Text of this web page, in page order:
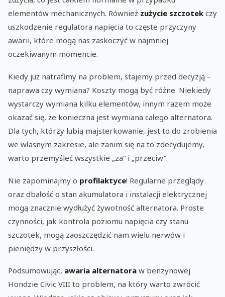
elementów mechanicznych. Również zużycie szczotek czy
uszkodzenie regulatora napięcia to częste przyczyny
awarii, które mogą nas zaskoczyć w najmniej
oczekiwanym momencie.
Kiedy już natrafimy na problem, stajemy przed decyzją –
naprawa czy wymiana? Koszty mogą być różne. Niekiedy
wystarczy wymiana kilku elementów, innym razem może
okazać się, że konieczna jest wymiana całego alternatora.
Dla tych, którzy lubią majsterkowanie, jest to do zrobienia
we własnym zakresie, ale zanim się na to zdecydujemy,
warto przemyśleć wszystkie „za” i „przeciw”.
Nie zapominajmy o profilaktyce! Regularne przeglądy
oraz dbałość o stan akumulatora i instalacji elektrycznej
mogą znacznie wydłużyć żywotność alternatora. Proste
czynności, jak kontrola poziomu napięcia czy stanu
szczotek, mogą zaoszczędzić nam wielu nerwów i
pieniędzy w przyszłości.
Podsumowując, awaria alternatora w benzynowej
Hondzie Civic VIII to problem, na który warto zwrócić